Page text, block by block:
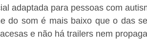
adaptada para pessoas com
do som é mais baixo que o das
e não há trailers nem